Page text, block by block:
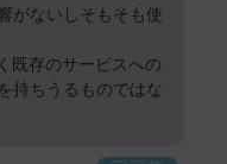
がないしそもそも使
既存のサービスへの
持ちうるものではな